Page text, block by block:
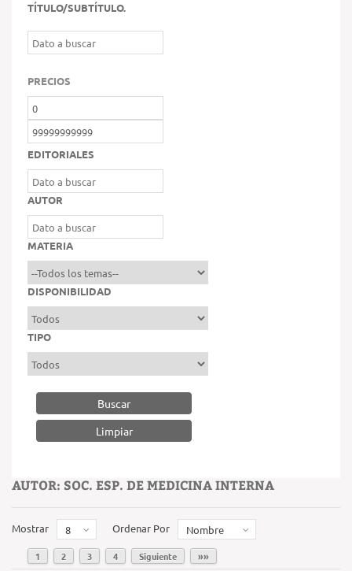
TÍTULO/SUBTÍTULO.
PRECIOS
EDITORIALES
AUTOR
MATERIA
DISPONIBILIDAD
TIPO
Buscar
AUTOR: SOC. ESP. DE MEDICINA INTERNA
Mostrar 8 Ordenar Por Nombre
1 2 3 4 Siguiente »»